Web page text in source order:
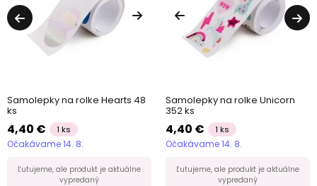
Samolepky na rolke Hearts 48
ks
4,40 € 1 ks
Očakávame 14. 8.
Ľutujeme, ale produkt je aktuálne
vypredaný
Samolepky na rolke Unicorn
352 ks
4,40 € 1 ks
Očakávame 14. 8.
Ľutujeme, ale produkt je aktuálne
vypredaný